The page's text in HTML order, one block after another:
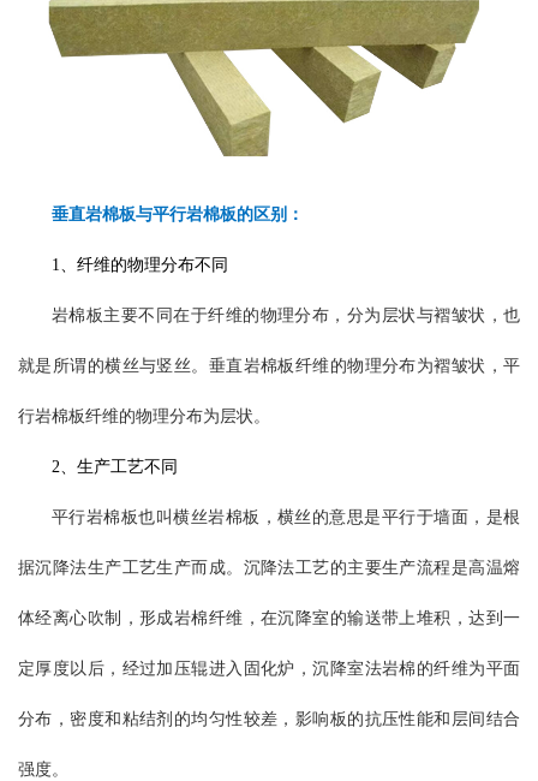
垂直岩棉板与平行岩棉板的区别：
1、纤维的物理分布不同
岩棉板主要不同在于纤维的物理分布，分为层状与褶皱状，也
就是所谓的横丝与竖丝。垂直岩棉板纤维的物理分布为褶皱状，平
行岩棉板纤维的物理分布为层状。
2、生产工艺不同
平行岩棉板也叫横丝岩棉板，横丝的意思是平行于墙面，是根
据沉降法生产工艺生产而成。沉降法工艺的主要生产流程是高温熔
体经离心吹制，形成岩棉纤维，在沉降室的输送带上堆积，达到一
定厚度以后，经过加压辊进入固化炉，沉降室法岩棉的纤维为平面
分布，密度和粘结剂的均匀性较差，影响板的抗压性能和层间结合
强度。